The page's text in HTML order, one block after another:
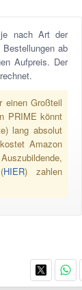
je nach Art der
ab
Aufpreis. Der
einen Großteil
PRIME könnt
lang absolut
Amazon
HIER) zahlen